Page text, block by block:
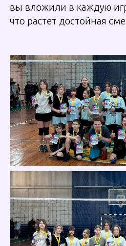
вы вложили в каждую
что растет достойная